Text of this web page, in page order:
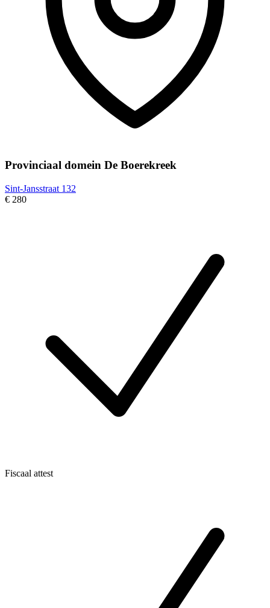
Provinciaal domein De Boerekreek
Sint-Jansstraat 132
€ 280
Fiscaal attest